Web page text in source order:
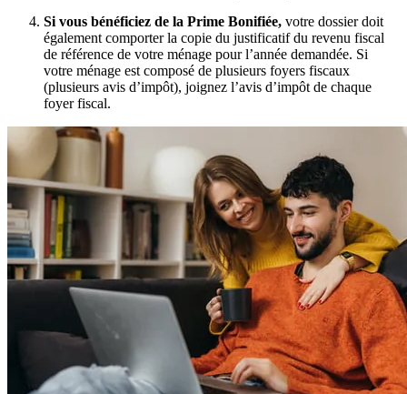
Si vous bénéficiez de la Prime Bonifiée, votre dossier doit
également comporter la copie du justificatif du revenu fiscal
de référence de votre ménage pour l’année demandée. Si
votre ménage est composé de plusieurs foyers fiscaux
(plusieurs avis d’impôt), joignez l’avis d’impôt de chaque
foyer fiscal.